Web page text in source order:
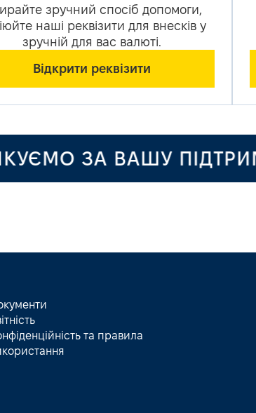
зручний спосіб допомоги,
наші реквізити для внесків у
зручній для вас валюті.
Відкрити реквізити
ЗА ВАШУ ПІДТРИМКУ
та правила